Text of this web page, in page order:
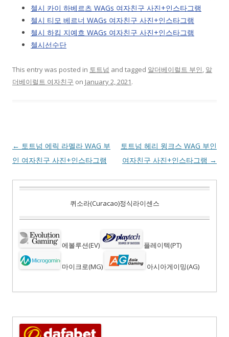
첼시 카이 하베르츠 WAGs 여자친구 사진+인스타그램
첼시 티모 베르너 WAGs 여자친구 사진+인스타그램
첼시 하킴 지예흐 WAGs 여자친구 사진+인스타그램
첼시선수단
This entry was posted in 토트넘 and tagged 알더베이럴트 부인, 알
더베이럴트 여자친구 on January 2, 2021.
Post
navigation
← 토트넘 에릭 라멜라 WAG 부
인 여자친구 사진+인스타그램
토트넘 헤리 윙크스 WAG 부인
여자친구 사진+인스타그램 →
퀴소라(Curacao)정식라이센스
에볼루션(EV) 플레이텍(PT)
마이크로(MG) 아시아게이밍(AG)